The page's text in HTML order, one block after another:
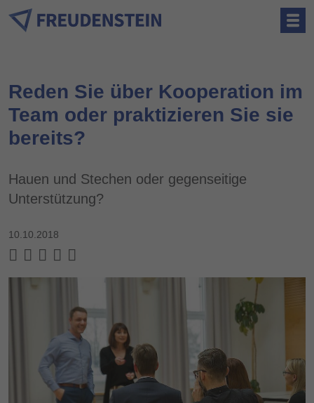
Reden Sie über Kooperation im
Team oder praktizieren Sie sie
bereits?
Hauen und Stechen oder gegenseitige
Unterstützung?
10.10.2018